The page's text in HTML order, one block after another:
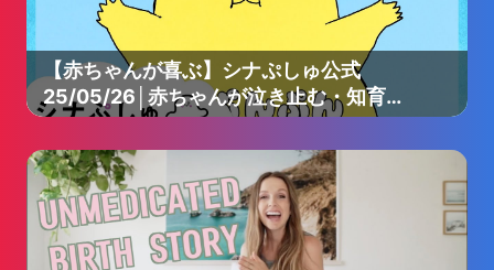
【赤ちゃんが喜ぶ】シナぷしゅ公式
25/05/26│赤ちゃんが泣き止む・知育の
動画